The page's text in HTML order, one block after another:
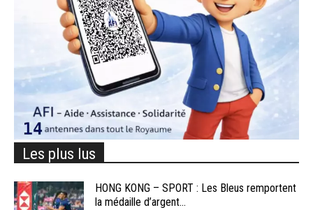
Les plus lus
HONG KONG – SPORT : Les Bleus remportent
la médaille d’argent...